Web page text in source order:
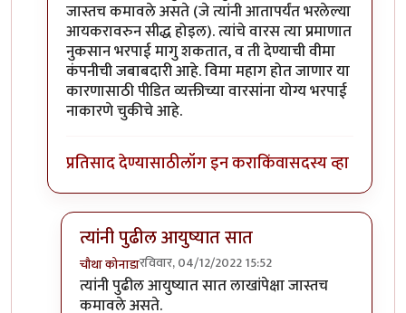
जास्तच कमावले असते (जे त्यांनी आतापर्यंत भरलेल्या
आयकरावरुन सीद्ध होइल). त्यांचे वारस त्या प्रमाणात
नुकसान भरपाई मागु शकतात, व ती देण्याची वीमा
कंपनीची जबाबदारी आहे. विमा महाग होत जाणार या
कारणासाठी पीडित व्यक्तीच्या वारसांना योग्य भरपाई
नाकारणे चुकीचे आहे.
प्रतिसाद देण्यासाठीलॉग इन कराकिंवासदस्य व्हा
त्यांनी पुढील आयुष्यात सात
चौथा कोनाडारविवार, 04/12/2022 15:52
In reply toनाही.byनेत्रेश
त्यांनी पुढील आयुष्यात सात लाखांपेक्षा जास्तच
कमावले असते.